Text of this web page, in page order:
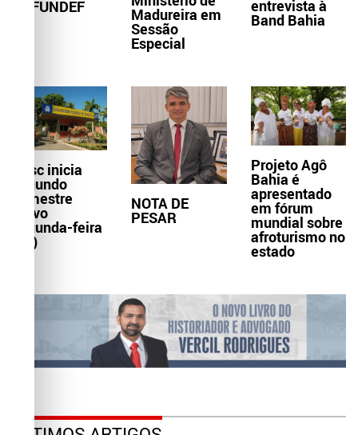
do FUNDEF Madureira em
Sessão
Especial
entrevista à
Band Bahia
Uesc inicia
segundo
semestre
letivo
segunda-feira
(10)
NOTA DE
PESAR
Projeto Agô
Bahia é
apresentado
em fórum
mundial sobre
afroturismo no
estado